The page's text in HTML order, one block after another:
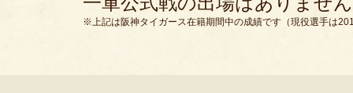
※上記は阪神タイガース在籍期間中の成績です（現役選手は